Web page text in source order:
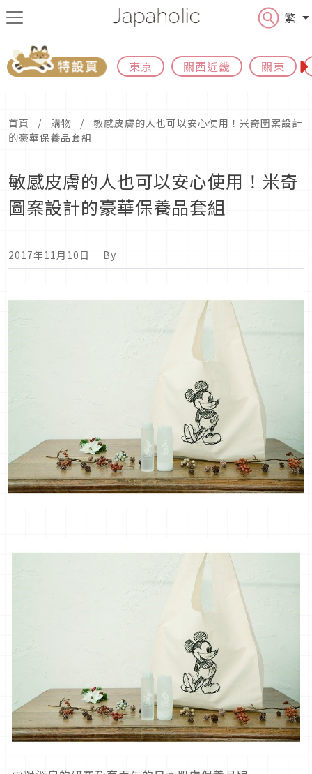
繁
東京 關西近畿 關東
首頁 購物
敏感皮膚的人也可以安心使用！米奇圖案設計
的豪華保養品套組
敏感皮膚的人也可以安心使用！米奇
圖案設計的豪華保養品套組
2017年11月10日 ｜ By